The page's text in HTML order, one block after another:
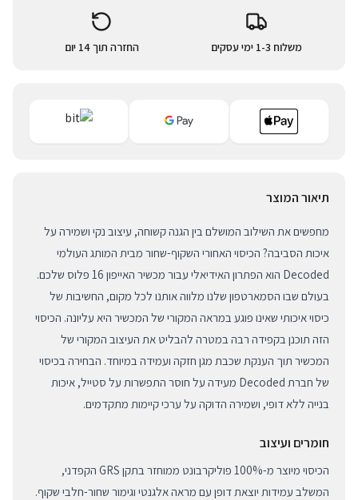
משלוח 1-3 ימי עסקים החזרה תוך 14 יום
תיאור המוצר
מחפשים את השילוב המושלם בין הגנה קשוחה, עיצוב נקי ושמירה על
איכות הסביבה? הכיסוי האחורי השקוף-שחור מבית המותג העולמי
Decoded הוא הפתרון האידיאלי עבור מכשיר האייפון 16 פלוס שלכם.
בעולם שבו הסמארטפון שלנו מלווה אותנו לכל מקום, החשיבות של
כיסוי איכותי שאינו פוגע במראה המקורי של המכשיר היא עליונה. הכיסוי
הזה תוכנן בקפידה רבה במטרה להבליט את העיצוב המקורי של
המכשיר תוך הענקת שכבת מגן חזקה ועמידה במיוחד. הבחירה בכיסוי
של חברת Decoded מעידה על חוסר התפשרות על סטייל, איכות
בנייה ללא דופי, ושמירה הדוקה על ערכי קיימות מתקדמים.
חומרים ועיצוב
הכיסוי מיוצר מ-100% פוליקרבונט ממוחזר בתקן GRS הקפדני,
המשלב עמידות יוצאת דופן עם מראה אלגנטי וגימור שחור-חלבי שקוף.